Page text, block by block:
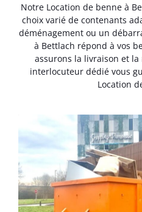
Notre Location de benne à
choix varié de contenants
déménagement ou un
à Bettlach répond à vos
assurons la livraison et
interlocuteur dédié vous
Location